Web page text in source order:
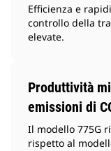
Efficienza e
controllo della
elevate.
Produttività
emissioni di
Il modello 775G
rispetto al